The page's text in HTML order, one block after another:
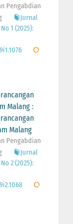
Pengabdian
Jurnal
1 (2025):
Malang :
Malang
Pengabdian
Jurnal
2 (2025):